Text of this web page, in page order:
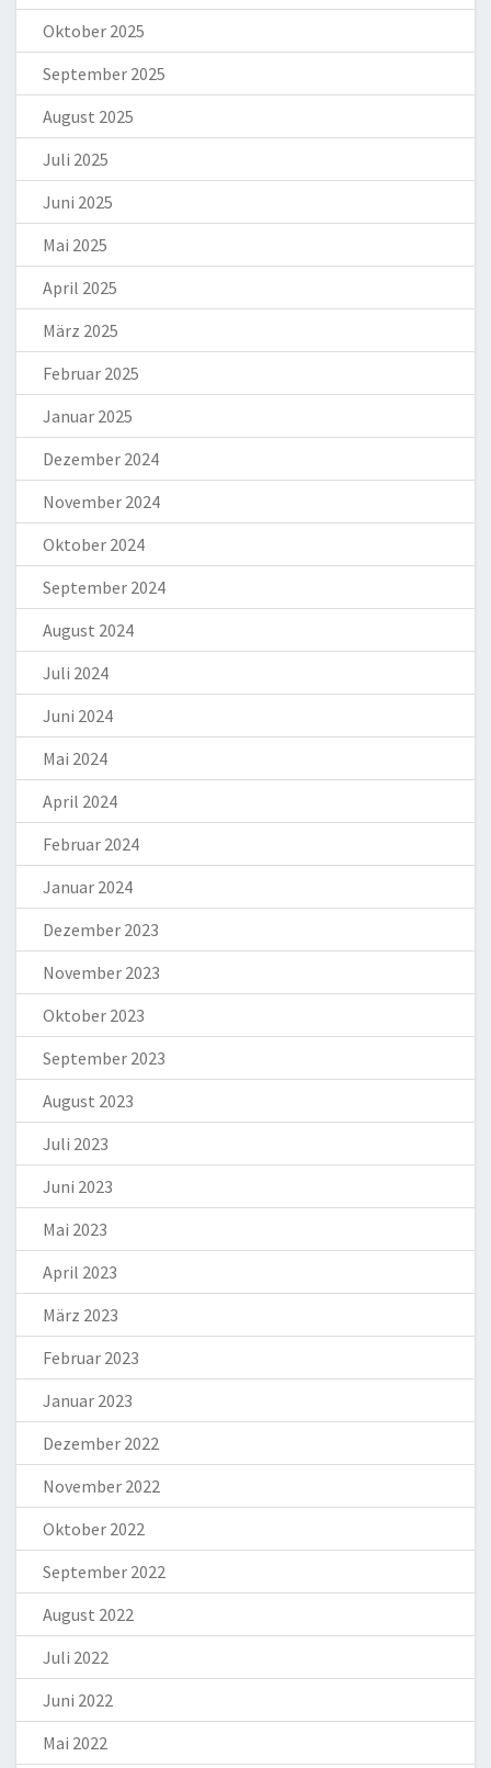
Oktober 2025
September 2025
August 2025
Juli 2025
Juni 2025
Mai 2025
April 2025
März 2025
Februar 2025
Januar 2025
Dezember 2024
November 2024
Oktober 2024
September 2024
August 2024
Juli 2024
Juni 2024
Mai 2024
April 2024
Februar 2024
Januar 2024
Dezember 2023
November 2023
Oktober 2023
September 2023
August 2023
Juli 2023
Juni 2023
Mai 2023
April 2023
März 2023
Februar 2023
Januar 2023
Dezember 2022
November 2022
Oktober 2022
September 2022
August 2022
Juli 2022
Juni 2022
Mai 2022